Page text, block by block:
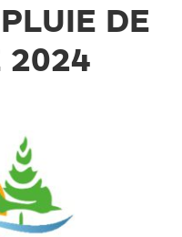
DE
2024